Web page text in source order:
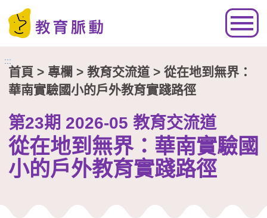
跳到主要內容區塊
:::
首頁 > 專欄 > 教育交流道 > 從在地到無界：
華南實驗國小的戶外教育實踐路徑
第23期 2026-05 教育交流道
從在地到無界：華南實驗國
小的戶外教育實踐路徑